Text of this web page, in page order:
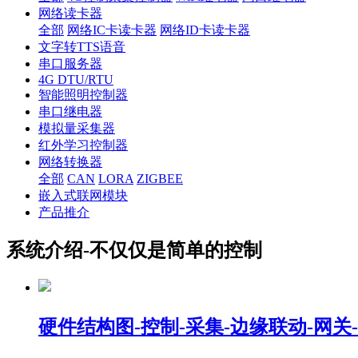
网络读卡器
全部 网络IC卡读卡器 网络ID卡读卡器
文字转TTS语音
串口服务器
4G DTU/RTU
智能照明控制器
串口继电器
模拟量采集器
红外学习控制器
网络转换器
全部 CAN LORA ZIGBEE
嵌入式联网模块
产品推介
系统介绍-不仅仅是简单的控制
硬件结构图-控制-采集-边缘联动-网关